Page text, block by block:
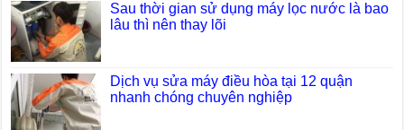
Sau thời gian sử dụng máy lọc nước là bao
lâu thì nên thay lõi
Dịch vụ sửa máy điều hòa tại 12 quận
nhanh chóng chuyên nghiệp